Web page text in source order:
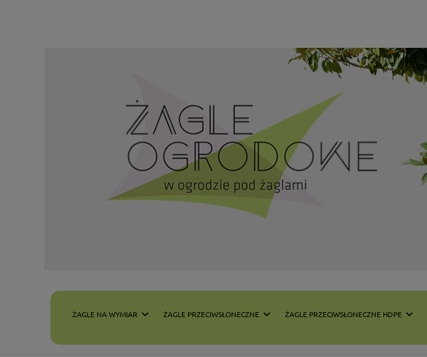
ŻAGLE NA WYMIAR ŻAGLE PRZECIWSŁONECZNE ŻAGLE PRZECIWSŁONECZNE HDPE